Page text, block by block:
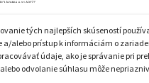
tých najlepších skúseností
a/alebo prístup k informáciám o
údaje, ako je správanie pri
odvolanie súhlasu môže
Pracoviská NIVaM
Dokumenty inštitúcie
Knižnica